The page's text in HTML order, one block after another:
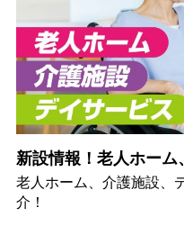
新設情報！老人ホー
老人ホーム、介護施設、
介！